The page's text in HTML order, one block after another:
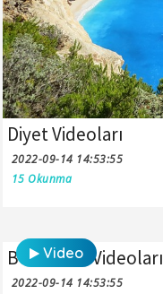
Diyet Videoları
2022-09-14 14:53:55
15 Okunma
Video
Beslenme Videoları
2022-09-14 14:53:55